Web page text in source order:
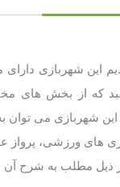
این شهربازی
که از بخش های
شهربازی می توان
های ورزشی، پرواز
ذیل مطلب به شرح آن